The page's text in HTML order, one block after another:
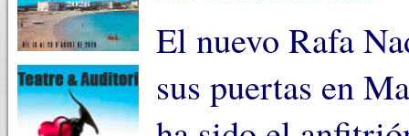
El nuevo Rafa
sus puertas en